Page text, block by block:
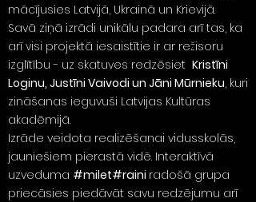
mācījusies Latvijā, Ukrainā un Krievijā.
Savā ziņā izrādi unikālu padara arī tas, ka
arī visi projektā iesaistītie ir ar režisoru
izglītību - uz skatuves redzēsiet Kristīni
Loginu, Justīni Vaivodi un Jāni Mūrnieku, kuri
zināšanas ieguvuši Latvijas Kultūras
akadēmijā.
Izrāde veidota realizēšanai vidusskolās,
jauniešiem pierastā vidē. Interaktīvā
uzveduma #milet#raini radošā grupa
priecāsies piedāvāt savu redzējumu arī